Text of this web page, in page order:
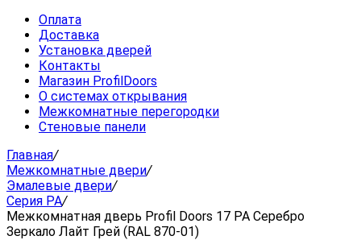
Оплата
Доставка
Установка дверей
Контакты
Магазин ProfilDoors
О системах открывания
Межкомнатные перегородки
Стеновые панели
Главная/
Межкомнатные двери/
Эмалевые двери/
Серия PA/
Межкомнатная дверь Profil Doors 17 PA Серебро
Зеркало Лайт Грей (RAL 870-01)